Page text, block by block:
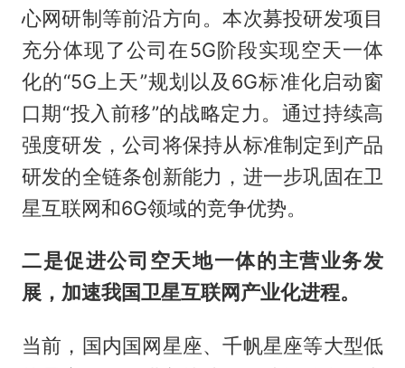
心网研制等前沿方向。本次募投研发项目
充分体现了公司在5G阶段实现空天一体
化的“5G上天”规划以及6G标准化启动窗
口期“投入前移”的战略定力。通过持续高
强度研发，公司将保持从标准制定到产品
研发的全链条创新能力，进一步巩固在卫
星互联网和6G领域的竞争优势。
二是促进公司空天地一体的主营业务发
展，加速我国卫星互联网产业化进程。
当前，国内国网星座、千帆星座等大型低